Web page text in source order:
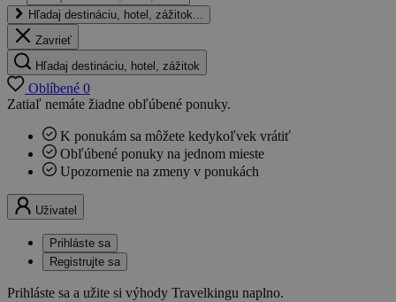
Hľadaj destináciu, hotel, zážitok...
Zavrieť
Hľadaj destináciu, hotel, zážitok
Oblíbené 0
Zatiaľ nemáte žiadne obľúbené ponuky.
K ponukám sa môžete kedykoľvek vrátiť
Obľúbené ponuky na jednom mieste
Upozornenie na zmeny v ponukách
Uživatel
Prihláste sa
Registrujte sa
Prihláste sa a užite si výhody Travelkingu naplno.